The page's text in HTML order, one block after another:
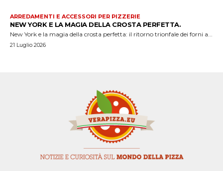
ARREDAMENTI E ACCESSORI PER PIZZERIE
NEW YORK E LA MAGIA DELLA CROSTA PERFETTA.
New York e la magia della crosta perfetta: il ritorno trionfale dei forni a...
21 Luglio 2026